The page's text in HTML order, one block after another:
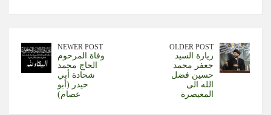
NEWER POST
وفاة المرحوم
الحاج محمد
شحادة أبي
حيدر (أبو
عصام)
OLDER POST
زيارة السيد
جعفر محمد
حسين فضل
الله الى
المعيصرة